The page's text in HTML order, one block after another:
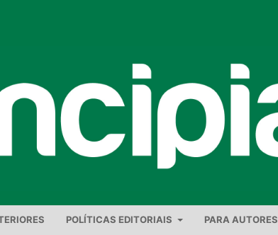
POLÍTICAS EDITORIAIS PARA AUTORES